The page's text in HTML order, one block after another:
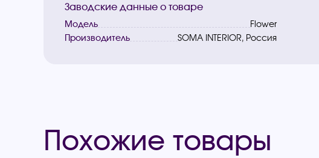
Заводские данные о товаре
Модель
Flower
Производитель
SOMA INTERIOR, Россия
Похожие товары